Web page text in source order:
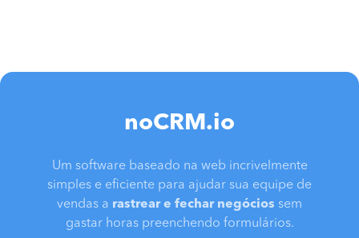
noCRM.io
Um software baseado na web incrivelmente
simples e eficiente para ajudar sua equipe de
vendas a rastrear e fechar negócios sem
gastar horas preenchendo formulários.